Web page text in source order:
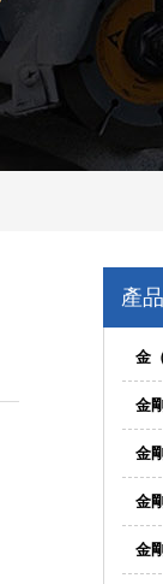
產
金
金
金
金
金